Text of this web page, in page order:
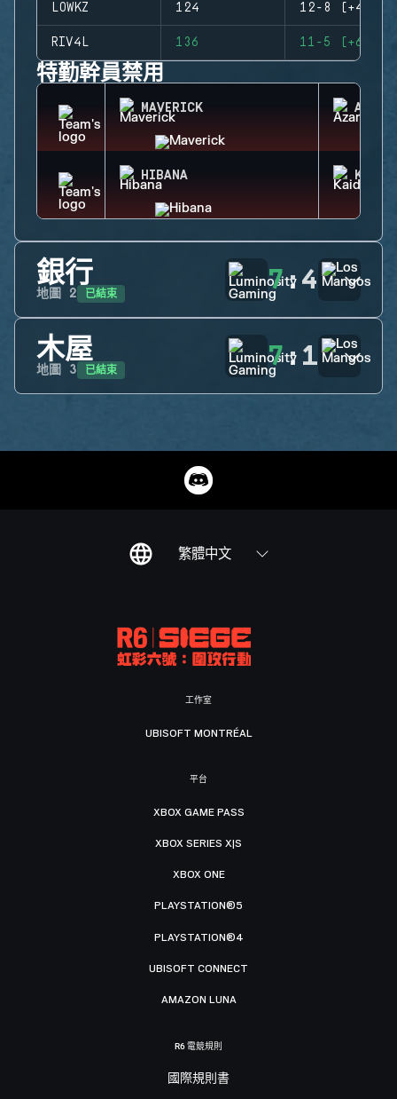
LOWKZ 124 12-8 (+4)
RIV4L 136 11-5 (+6)
特勤幹員禁用
MAVERICK AZAMI
HIBANA KAID
銀行
地圖 2 已結束 7:4
木屋
地圖 3 已結束 7:1
繁體中文
工作室
UBISOFT MONTRÉAL
平台
XBOX GAME PASS
XBOX SERIES X|S
XBOX ONE
PLAYSTATION®5
PLAYSTATION®4
UBISOFT CONNECT
AMAZON LUNA
R6 電競規則
國際規則書